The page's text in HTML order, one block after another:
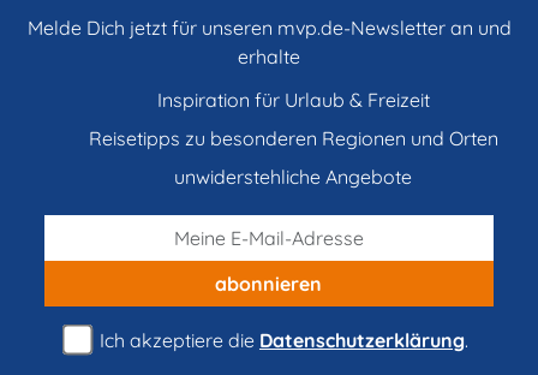
Melde Dich jetzt für unseren mvp.de-Newsletter an und
erhalte
Inspiration für Urlaub & Freizeit
Reisetipps zu besonderen Regionen und Orten
unwiderstehliche Angebote
abonnieren
Ich akzeptiere die Datenschutzerklärung.